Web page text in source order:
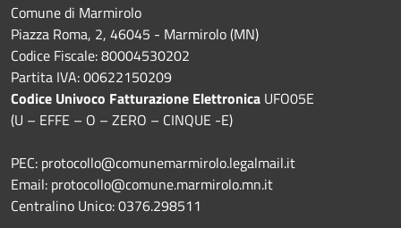
Comune di Marmirolo
Piazza Roma, 2, 46045 - Marmirolo (MN)
Codice Fiscale: 80004530202
Partita IVA: 00622150209
Codice Univoco Fatturazione Elettronica UFO05E
(U – EFFE – O – ZERO – CINQUE -E)
PEC: protocollo@comunemarmirolo.legalmail.it
Email: protocollo@comune.marmirolo.mn.it
Centralino Unico: 0376.298511